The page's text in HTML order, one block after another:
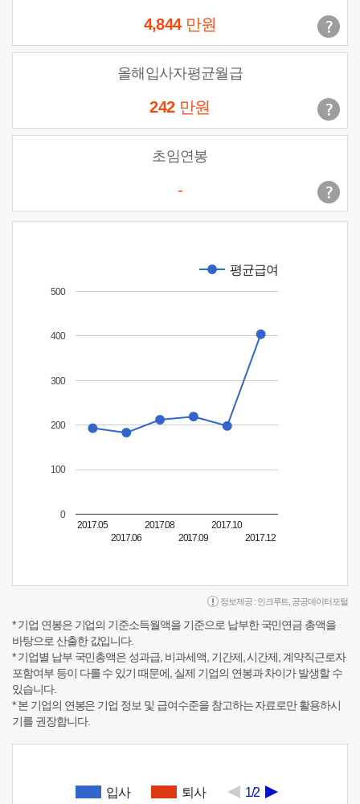
4,844 만원
올해입사자평균월급
242 만원
초임연봉
-
평균급여
2017.05
2017.06
2017.08
2017.09
2017.10
2017.12
0
100
200
300
400
500
정보제공 : 인크루트 공공데이터포털
* 기업 연봉은 기업의 기준소득월액을 기준으로 납부한 국민연금 총액을
바탕으로 산출한 값입니다.
* 기업별 납부 국민총액은 성과급, 비과세액, 기간제, 시간제, 계약직근로자
포함여부 등이 다를 수 있기 때문에, 실제 기업의 연봉과 차이가 발생할 수
있습니다.
* 본 기업의 연봉은 기업 정보 및 급여수준을 참고하는 자료로만 활용하시
기를 권장합니다.
입사 퇴사 1/2